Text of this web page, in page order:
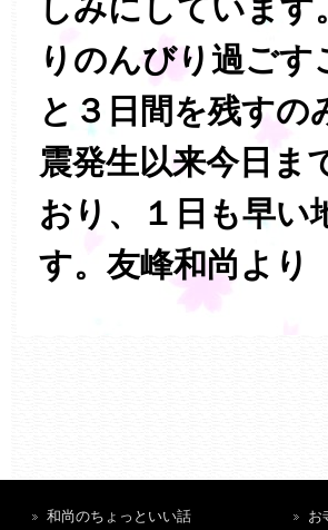
しみにしていま
りのんびり過ご
と３日間を残すの
震発生以来今日ま
おり、１日も早い
す。友峰和尚より
和尚のちょっといい話
お